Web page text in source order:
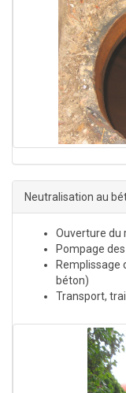
Neutralisation au
Ouverture du
Pompage
Remplissage
béton)
Transport,